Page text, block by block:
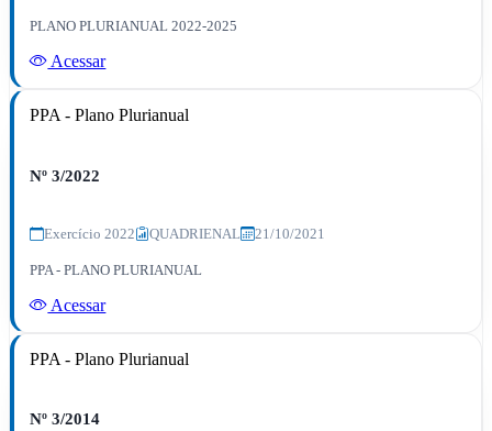
PLANO PLURIANUAL 2022-2025
Acessar
PPA - Plano Plurianual
Nº 3/2022
Exercício 2022 QUADRIENAL 21/10/2021
PPA - PLANO PLURIANUAL
Acessar
PPA - Plano Plurianual
Nº 3/2014